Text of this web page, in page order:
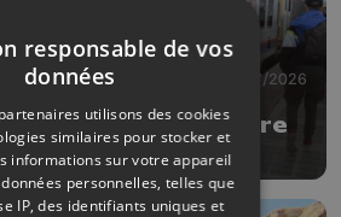
20/07/2026
la ligne ferrioviaire
responsable de vos
données
utilisons des cookies
similaires pour stocker et
informations sur votre appareil
personnelles, telles que
IP, des identifiants uniques et